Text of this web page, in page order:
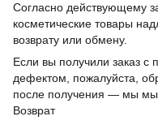
Согласно действующему
косметические товары
возврату или обмену.
Если вы получили заказ с
дефектом, пожалуйста,
после получения — мы мы
Возврат